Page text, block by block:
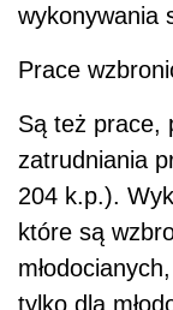
wykonywania
Prace
Są też prace,
zatrudniania
204 k.p.).
które są
tylko dla